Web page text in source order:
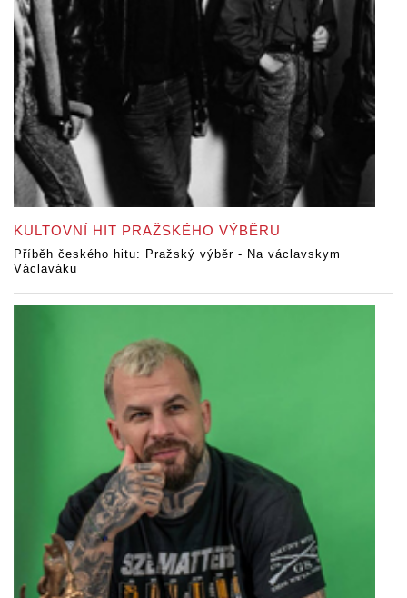
KULTOVNÍ HIT PRAŽSKÉHO VÝBĚRU
Příběh českého hitu: Pražský výběr - Na václavskym
Václaváku